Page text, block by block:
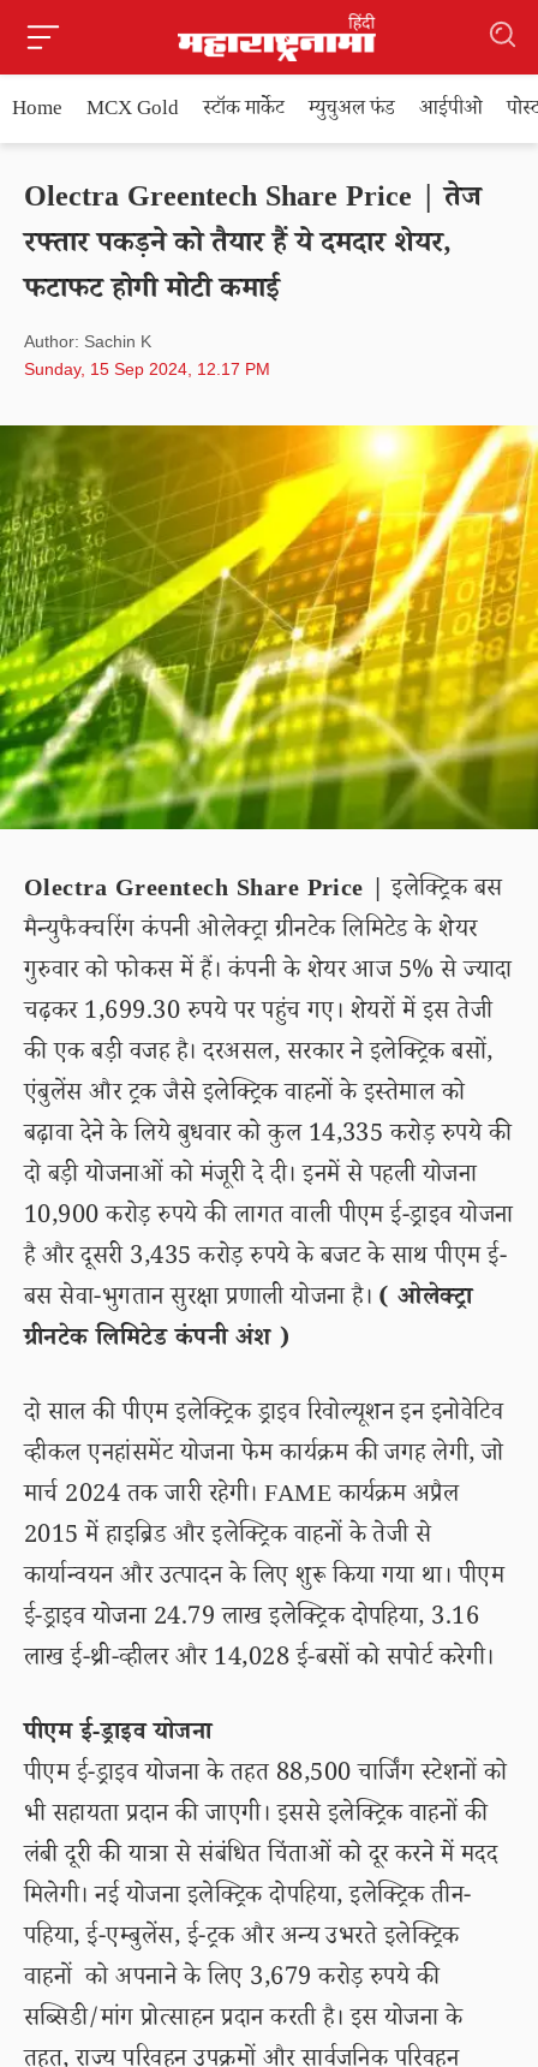
Home MCX Gold स्टॉक मार्केट म्युचुअल फंड आईपीओ
Olectra Greentech Share Price | तेज
रफ्तार पकड़ने को तैयार हैं ये दमदार शेयर,
फटाफट होगी मोटी कमाई
Author: Sachin K
Sunday, 15 Sep 2024, 12.17 PM
Olectra Greentech Share Price | इलेक्ट्रिक बस
मैन्युफैक्चरिंग कंपनी ओलेक्ट्रा ग्रीनटेक लिमिटेड के शेयर
गुरुवार को फोकस में हैं। कंपनी के शेयर आज 5% से ज्यादा
चढ़कर 1,699.30 रुपये पर पहुंच गए। शेयरों में इस तेजी
की एक बड़ी वजह है। दरअसल, सरकार ने इलेक्ट्रिक बसों,
एंबुलेंस और ट्रक जैसे इलेक्ट्रिक वाहनों के इस्तेमाल को
बढ़ावा देने के लिये बुधवार को कुल 14,335 करोड़ रुपये की
दो बड़ी योजनाओं को मंजूरी दे दी। इनमें से पहली योजना
10,900 करोड़ रुपये की लागत वाली पीएम ई-ड्राइव योजना
है और दूसरी 3,435 करोड़ रुपये के बजट के साथ पीएम ई-
बस सेवा-भुगतान सुरक्षा प्रणाली योजना है। ( ओलेक्ट्रा
ग्रीनटेक लिमिटेड कंपनी अंश )
दो साल की पीएम इलेक्ट्रिक ड्राइव रिवोल्यूशन इन इनोवेटिव
व्हीकल एनहांसमेंट योजना फेम कार्यक्रम की जगह लेगी, जो
मार्च 2024 तक जारी रहेगी। FAME कार्यक्रम अप्रैल
2015 में हाइब्रिड और इलेक्ट्रिक वाहनों के तेजी से
कार्यान्वयन और उत्पादन के लिए शुरू किया गया था। पीएम
ई-ड्राइव योजना 24.79 लाख इलेक्ट्रिक दोपहिया, 3.16
लाख ई-थ्री-व्हीलर और 14,028 ई-बसों को सपोर्ट करेगी।
पीएम ई-ड्राइव योजना
पीएम ई-ड्राइव योजना के तहत 88,500 चार्जिंग स्टेशनों को
भी सहायता प्रदान की जाएगी। इससे इलेक्ट्रिक वाहनों की
लंबी दूरी की यात्रा से संबंधित चिंताओं को दूर करने में मदद
मिलेगी। नई योजना इलेक्ट्रिक दोपहिया, इलेक्ट्रिक तीन-
पहिया, ई-एम्बुलेंस, ई-ट्रक और अन्य उभरते इलेक्ट्रिक
वाहनों को अपनाने के लिए 3,679 करोड़ रुपये की
सब्सिडी/मांग प्रोत्साहन प्रदान करती है। इस योजना के